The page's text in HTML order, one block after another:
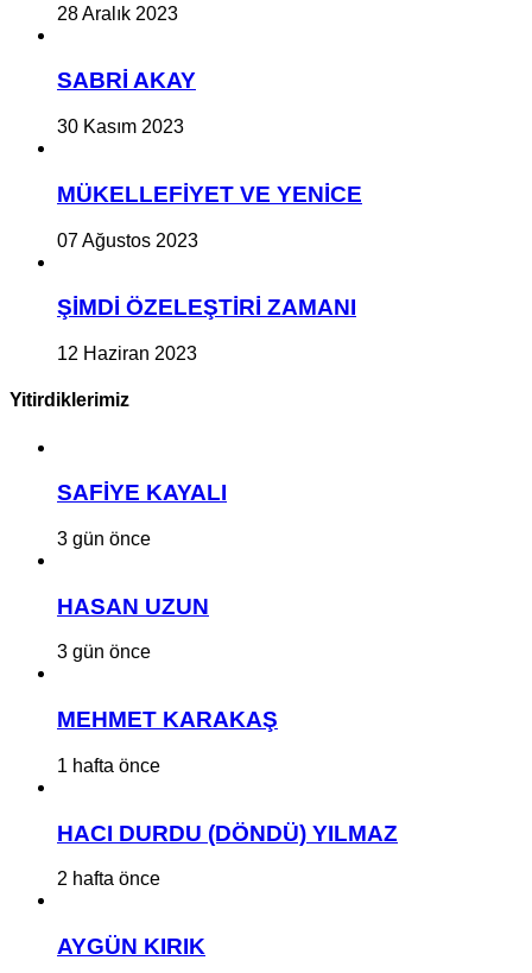
28 Aralık 2023
SABRİ AKAY
30 Kasım 2023
MÜKELLEFİYET VE YENİCE
07 Ağustos 2023
ŞİMDİ ÖZELEŞTİRİ ZAMANI
12 Haziran 2023
Yitirdiklerimiz
SAFİYE KAYALI
3 gün önce
HASAN UZUN
3 gün önce
MEHMET KARAKAŞ
1 hafta önce
HACI DURDU (DÖNDÜ) YILMAZ
2 hafta önce
AYGÜN KIRIK